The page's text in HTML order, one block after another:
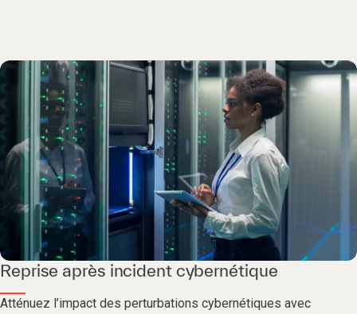
Reprise après incident cybernétique
Atténuez l’impact des perturbations cybernétiques avec